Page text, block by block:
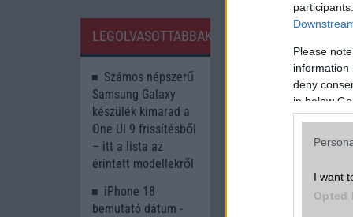
Please
information
deny
in below
I want
Opted
További friss
A cikkhez
Into Mobile
LEGOLVASOTTABBAK
Számos népszerű
Samsung Galaxy
készülék kimarad a
One UI 9 frissítésből
– itt a lista az
érintett modellekről
iPhone 18
bemutató dátum -